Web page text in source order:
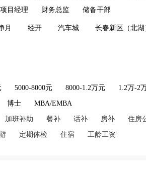
项目经理 财务总监 储备干部
月 经开 汽车城 长春新区（北湖
5000-8000元 8000-1.2万元 1.2万-2
博士 MBA/EMBA
加班补助 餐补 话补 房补 住房
定期体检 住宿 工龄工资